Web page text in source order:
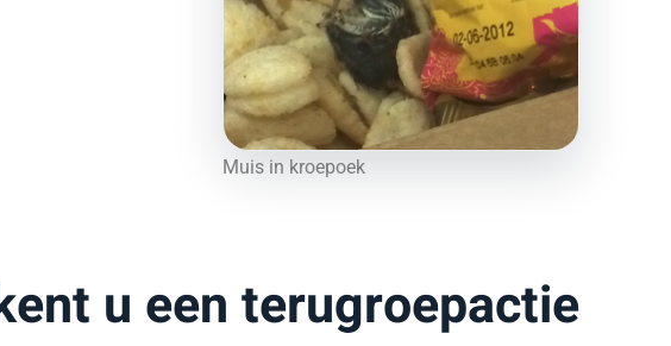
Muis in kroepoek
u een terugroepactie